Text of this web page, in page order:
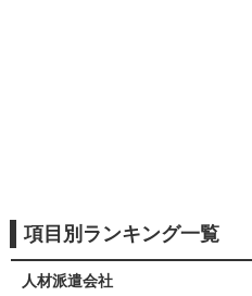
項目別ランキング一覧
人材派遣会社